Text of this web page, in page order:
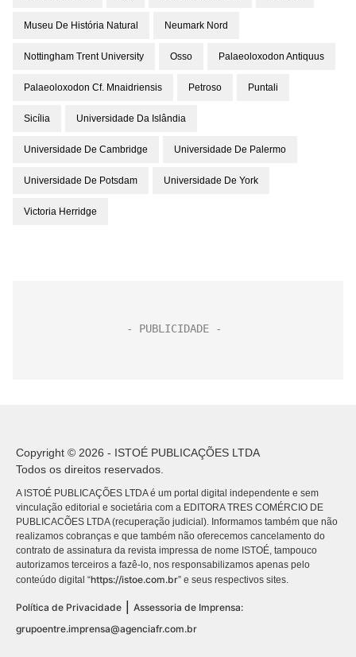
Museu De História Natural Neumark Nord
Nottingham Trent University Osso Palaeoloxodon Antiquus
Palaeoloxodon Cf. Mnaidriensis Petroso Puntali
Sicília Universidade Da Islândia
Universidade De Cambridge Universidade De Palermo
Universidade De Potsdam Universidade De York
Victoria Herridge
Copyright © 2026 - ISTOÉ PUBLICAÇÕES LTDA
Todos os direitos reservados.
A ISTOÉ PUBLICAÇÕES LTDA é um portal digital independente e sem
vinculação editorial e societária com a EDITORA TRES COMÉRCIO DE
PUBLICACÕES LTDA (recuperação judicial). Informamos também que não
realizamos cobranças e que também não oferecemos cancelamento do
contrato de assinatura da revista impressa de nome ISTOÉ, tampouco
autorizamos terceiros a fazê-lo, nos responsabilizamos apenas pelo
conteúdo digital “https://istoe.com.br” e seus respectivos sites.
Política de Privacidade
Assessoria de Imprensa:
grupoentre.imprensa@agenciafr.com.br